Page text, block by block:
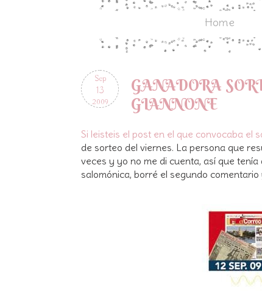
Home
Sep
13
2009
GANADORA
GIANNONE
Si leisteis el post en el que convocaba el
de sorteo del viernes. La persona que
veces y yo no me di cuenta, así que
salomónica, borré el segundo comentario